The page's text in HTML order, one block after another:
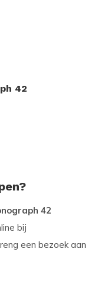
42
42
bij
een bezoek aan